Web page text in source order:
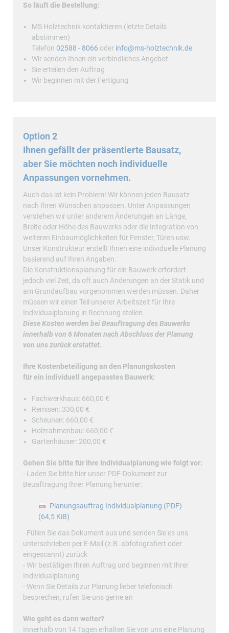
So läuft die Bestellung:
MS Holztechnik kontaktieren (letzte Details
abstimmen)
Telefon02588 - 8066 oder info@ms-holztechnik.de
Wir senden Ihnen ein verbindliches Angebot
Sie erteilen den Auftrag
Wir beginnen mit der Fertigung
Option 2
Ihnen gefällt der präsentierte Bausatz,
aber Sie möchten noch individuelle
Anpassungen vornehmen.
Auch das ist kein Problem! Wir können jeden Bausatz
nach Ihren Wünschen anpassen. Unter Anpassungen
verstehen wir unter anderem Änderungen an Länge,
Breite oder Höhe des Bauwerks oder die Integration von
weiteren Einbaumöglichkeiten für Fenster, Türen usw.
Unser Konstrukteur erstellt Ihnen eine individuelle Planung
basierend auf Ihren Angaben.
Die Konstruktionsplanung für ein Bauwerk erfordert
jedoch viel Zeit, da oft auch Änderungen an der Statik und
am Grundaufbau vorgenommen werden müssen. Daher
müssen wir einen Teil unserer Arbeitszeit für Ihre
Individualplanung in Rechnung stellen.
Diese Kosten werden bei Beauftragung des Bauwerks
innerhalb von 6 Monaten nach Abschluss der Planung
von uns zurück erstattet.
Ihre Kostenbeteiligung an den Planungskosten
für ein individuell angepasstes Bauwerk:
Fachwerkhaus: 660,00 €
Remisen: 330,00 €
Scheunen: 660,00 €
Holzrahmenbau: 660,00 €
Gartenhäuser: 200,00 €
Gehen Sie bitte für Ihre Individualplanung wie folgt vor:
- Laden Sie bitte hier unser PDF-Dokument zur
Beuaftragung Ihrer Planung herunter:
Planungsauftrag Individualplanung (PDF)
(64,5 KiB)
- Füllen Sie das Dokument aus und senden Sie es uns
unterschrieben per E-Mail (z.B. abfotografiert oder
eingescannt) zurück
- Wir bestätigen Ihren Auftrag und beginnen mit Ihrer
Individualplanung
- Wenn Sie Details zur Planung lieber telefonisch
besprechen, rufen Sie uns gerne an
Wie geht es dann weiter?
Innerhalb von 14 Tagen erhalten Sie von uns eine Planung